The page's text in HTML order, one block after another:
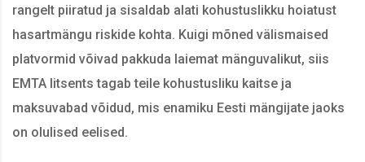
rangelt piiratud ja sisaldab alati kohustuslikku hoiatust
hasartmängu riskide kohta. Kuigi mõned välismaised
platvormid võivad pakkuda laiemat mänguvalikut, siis
EMTA litsents tagab teile kohustusliku kaitse ja
maksuvabad võidud, mis enamiku Eesti mängijate jaoks
on olulised eelised.